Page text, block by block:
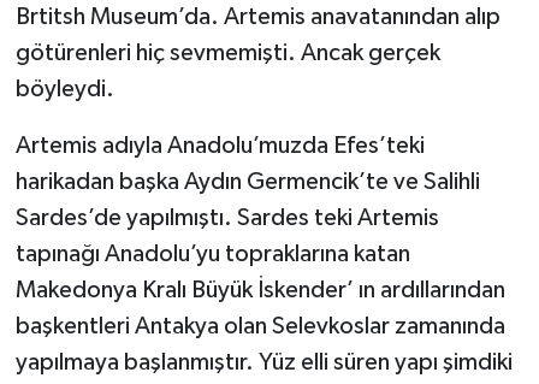
Brtitsh Museum’da. Artemis anavatanından alıp
götürenleri hiç sevmemişti. Ancak gerçek
böyleydi.
Artemis adıyla Anadolu’muzda Efes’teki
harikadan başka Aydın Germencik’te ve Salihli
Sardes’de yapılmıştı. Sardes teki Artemis
tapınağı Anadolu’yu topraklarına katan
Makedonya Kralı Büyük İskender’ ın ardıllarından
başkentleri Antakya olan Selevkoslar zamanında
yapılmaya başlanmıştır. Yüz elli süren yapı şimdiki